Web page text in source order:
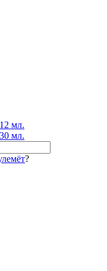
мл.
мл.
?